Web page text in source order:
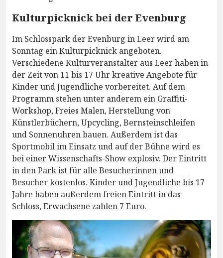
Kulturpicknick bei der Evenburg
Im Schlosspark der Evenburg in Leer wird am
Sonntag ein Kulturpicknick angeboten.
Verschiedene Kulturveranstalter aus Leer haben in
der Zeit von 11 bis 17 Uhr kreative Angebote für
Kinder und Jugendliche vorbereitet. Auf dem
Programm stehen unter anderem ein Graffiti-
Workshop, Freies Malen, Herstellung von
Künstlerbüchern, Upcycling, Bernsteinschleifen
und Sonnenuhren bauen. Außerdem ist das
Sportmobil im Einsatz und auf der Bühne wird es
bei einer Wissenschafts-Show explosiv. Der Eintritt
in den Park ist für alle Besucherinnen und
Besucher kostenlos. Kinder und Jugendliche bis 17
Jahre haben außerdem freien Eintritt in das
Schloss, Erwachsene zahlen 7 Euro.